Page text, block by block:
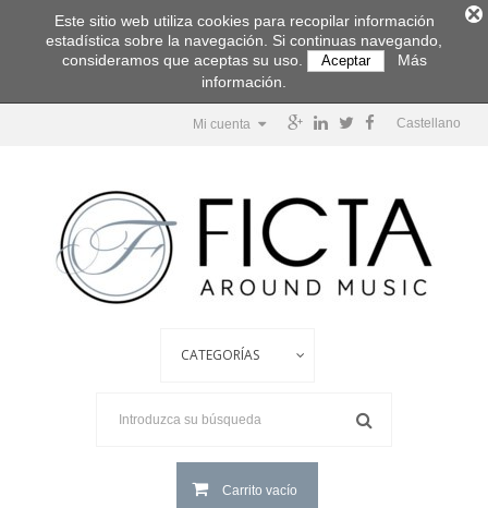
Castellano
Mi cuenta
Carrito vacío
Este sitio web utiliza cookies para recopilar información
estadística sobre la navegación. Si continuas navegando,
consideramos que aceptas su uso.
Aceptar
Más
información.